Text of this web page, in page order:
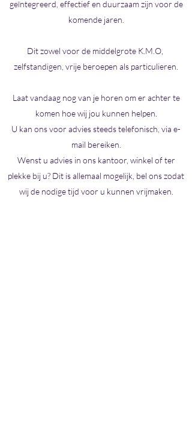
geïntegreerd, effectief en duurzaam zijn voor de
komende jaren.
Dit zowel voor de middelgrote K.M.O,
zelfstandigen, vrije beroepen als particulieren.
Laat vandaag nog van je horen om er achter te
komen hoe wij jou kunnen helpen.
U kan ons voor advies steeds telefonisch, via e-
mail bereiken.
Wenst u advies in ons kantoor, winkel of ter
plekke bij u? Dit is allemaal mogelijk, bel ons zodat
wij de nodige tijd voor u kunnen vrijmaken.